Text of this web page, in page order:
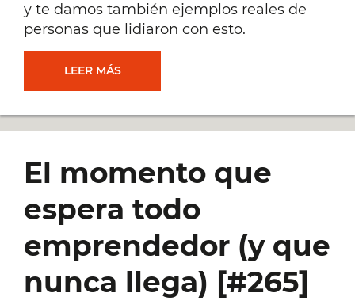
CARTUNIZADOS
[#302]
y te damos también ejemplos reales de
personas que lidiaron con esto.
LEER MÁSQUÉ
TU
El momento que
espera todo
emprendedor (y que
nunca llega) [#265]